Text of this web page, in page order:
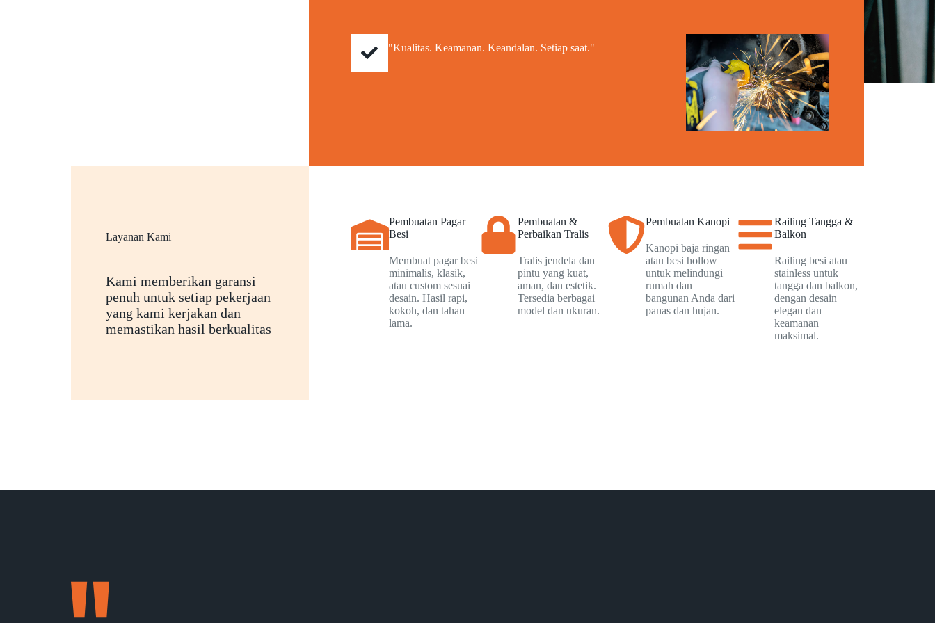
"Kualitas. Keamanan. Keandalan. Setiap saat."
Layanan Kami
Kami memberikan garansi
penuh untuk setiap pekerjaan
yang kami kerjakan dan
memastikan hasil berkualitas
Pembuatan Pagar
Besi
Membuat pagar besi
minimalis, klasik,
atau custom sesuai
desain. Hasil rapi,
kokoh, dan tahan
lama.
Pembuatan &
Perbaikan Tralis
Tralis jendela dan
pintu yang kuat,
aman, dan estetik.
Tersedia berbagai
model dan ukuran.
Pembuatan Kanopi
Kanopi baja ringan
atau besi hollow
untuk melindungi
rumah dan
bangunan Anda dari
panas dan hujan.
Railing Tangga &
Balkon
Railing besi atau
stainless untuk
tangga dan balkon,
dengan desain
elegan dan
keamanan
maksimal.